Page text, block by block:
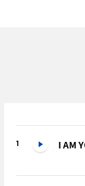
1 I AM